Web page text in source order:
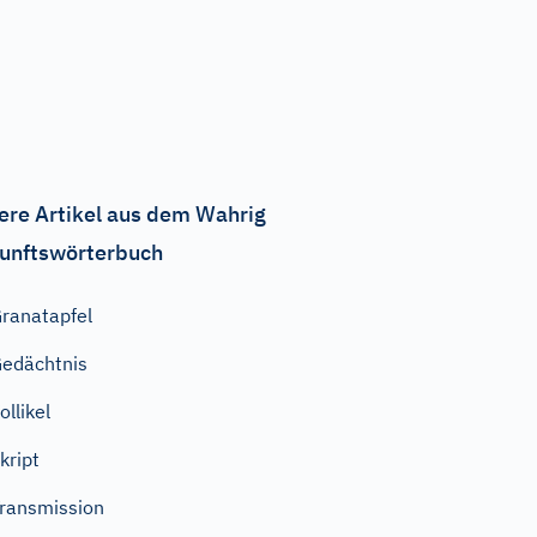
Artikel aus dem Wahrig